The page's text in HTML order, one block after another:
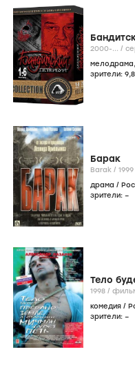
2000-... /
мелодрама,
зрители: 9,8
Барак
Barak / 1999
драма /
зрители: –
Тело
мичман
1998 /
комедия /
зрители: –